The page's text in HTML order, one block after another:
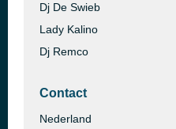
Dj De Swieb
Lady Kalino
Dj Remco
Contact
Nederland